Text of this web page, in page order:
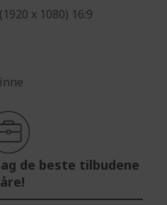
x 1080) 16:9
de beste tilbudene